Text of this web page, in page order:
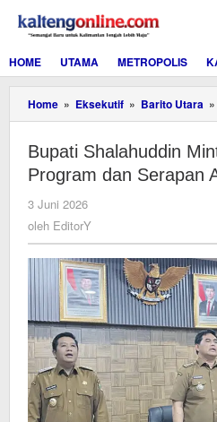
konten
HOME
UTAMA METROPOLIS
Home » Eksekutif » Barito Utara »
Bupati Shalahuddin
Program dan Serapan
3 Juni 2026
oleh EditorY